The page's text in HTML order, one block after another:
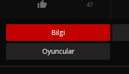
47
Bilgi
Oyuncular